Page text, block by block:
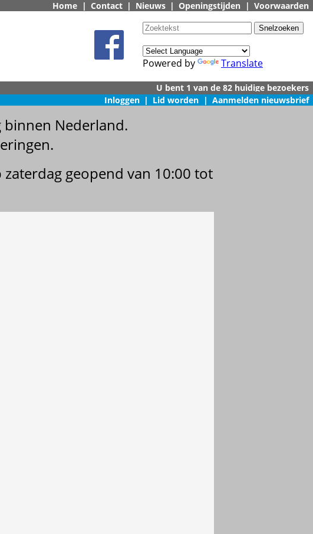
Home | Contact | Nieuws | Openingstijden | Voorwaarden
Powered by Translate
Inloggen | Lid worden | Aanmelden nieuwsbrief
binnen Nederland.
geopend van 10:00 tot